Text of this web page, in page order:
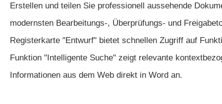
Erstellen und teilen Sie professionell aussehende
modernsten Bearbeitungs-, Überprüfungs- und
Registerkarte "Entwurf" bietet schnellen Zugriff auf
Funktion "Intelligente Suche" zeigt relevante
Informationen aus dem Web direkt in Word an.